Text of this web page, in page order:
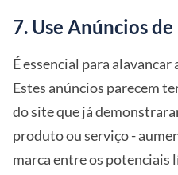
7. Use Anúncios
É essencial para
Estes anúncios parecem
do site que já
produto ou serviço -
marca entre os potenciais